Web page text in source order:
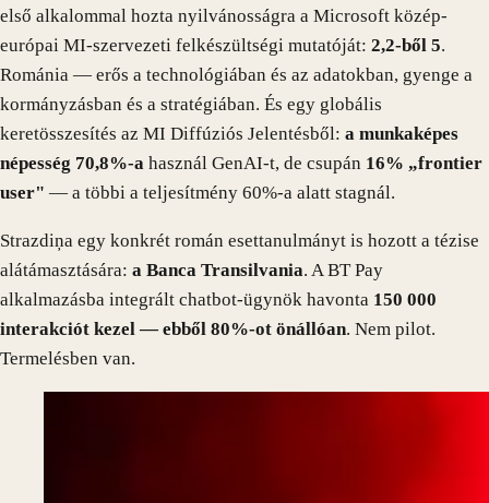
első alkalommal hozta nyilvánosságra a Microsoft közép-
európai MI-szervezeti felkészültségi mutatóját: 2,2-ből 5.
Románia — erős a technológiában és az adatokban, gyenge a
kormányzásban és a stratégiában. És egy globális
keretösszesítés az MI Diffúziós Jelentésből: a munkaképes
népesség 70,8%-a használ GenAI-t, de csupán 16% „frontier
user" — a többi a teljesítmény 60%-a alatt stagnál.
Strazdiņa egy konkrét román esettanulmányt is hozott a tézise
alátámasztására: a Banca Transilvania. A BT Pay
alkalmazásba integrált chatbot-ügynök havonta 150 000
interakciót kezel — ebből 80%-ot önállóan. Nem pilot.
Termelésben van.